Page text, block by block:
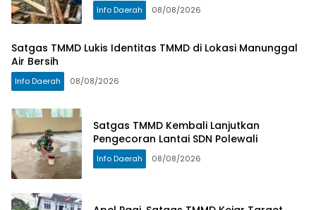
Info Daerah 08/08/2026
Satgas TMMD Lukis Identitas TMMD di Lokasi Manunggal
Air Bersih
Info Daerah 08/08/2026
Satgas TMMD Kembali Lanjutkan
Pengecoran Lantai SDN Polewali
Info Daerah 08/08/2026